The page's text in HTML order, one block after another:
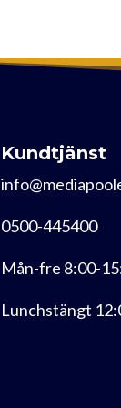
Kundtjänst
0500-445400
Mån-fre 8:00-
Lunchstängt